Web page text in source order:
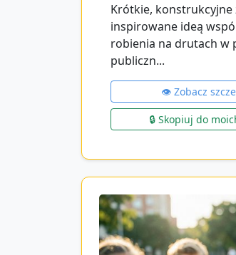
Krótkie, konstrukcyjne
inspirowane ideą
robienia na drutach w
publiczn...
👁️ Zobacz
🔒 Skopiuj do